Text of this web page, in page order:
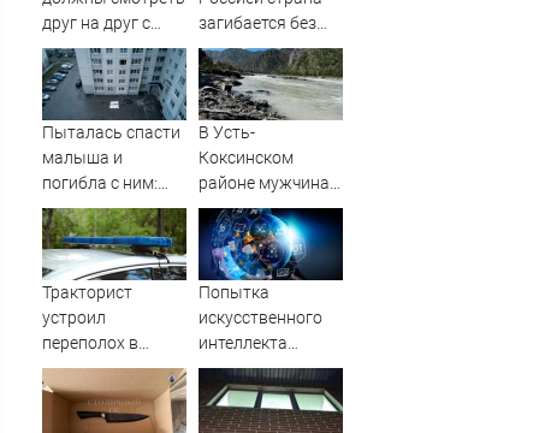
друг на друг с
подозрением:
Зеленский
поставил задачу
своим
загибается без
наших туристов
Пыталась спасти
малыша и
погибла с ним:
женщина
разбилась
насмерть на
глазах у детей
В Усть-
Коксинском
районе мужчина
выпал из лодки в
Катунь и пропал
Тракторист
устроил
переполох в
родном поселке с
погоней и
стрельбой
Попытка
искусственного
интеллекта
обмануть
человека с
помощью